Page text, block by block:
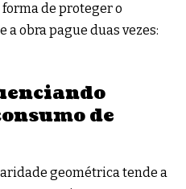
de proteger o
a obra pague duas vezes:
de
geométrica tende a